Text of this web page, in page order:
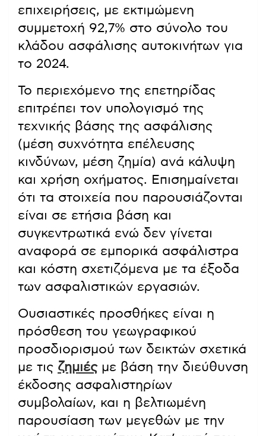
επιχειρήσεις, με εκτιμώμενη
συμμετοχή 92,7% στο σύνολο του
κλάδου ασφάλισης αυτοκινήτων για
το 2024.
Το περιεχόμενο της επετηρίδας
επιτρέπει τον υπολογισμό της
τεχνικής βάσης της ασφάλισης
(μέση συχνότητα επέλευσης
κινδύνων, μέση ζημία) ανά κάλυψη
και χρήση οχήματος. Επισημαίνεται
ότι τα στοιχεία που παρουσιάζονται
είναι σε ετήσια βάση και
συγκεντρωτικά ενώ δεν γίνεται
αναφορά σε εμπορικά ασφάλιστρα
και κόστη σχετιζόμενα με τα έξοδα
των ασφαλιστικών εργασιών.
Ουσιαστικές προσθήκες είναι η
πρόσθεση του γεωγραφικού
προσδιορισμού των δεικτών σχετικά
με τις ζημιέςμε βάση την διεύθυνση
έκδοσης ασφαλιστηρίων
συμβολαίων, και η βελτιωμένη
παρουσίαση των μεγεθών με την